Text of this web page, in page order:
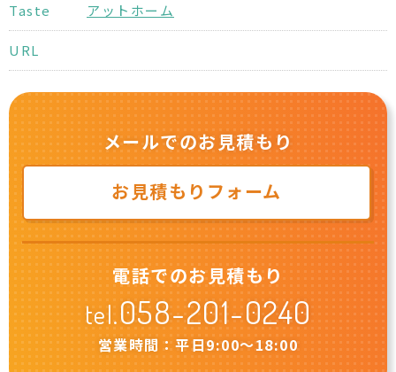
Taste アットホーム
URL
メールでのお見積もり
お見積もりフォーム
電話でのお見積もり
tel.058-201-0240
営業時間：平日9:00〜18:00